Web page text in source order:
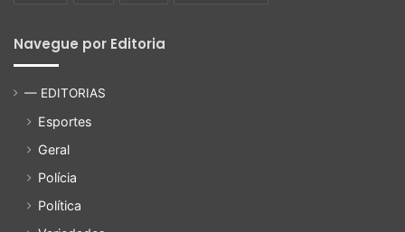
Navegue por Editoria
— EDITORIAS
Esportes
Geral
Polícia
Política